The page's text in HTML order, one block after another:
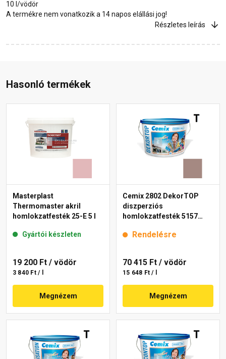
10 l/vödör
A termékre nem vonatkozik a 14 napos elállási jog!
Részletes leírás
Hasonló termékek
Masterplast
Thermomaster akril
homlokzatfesték 25-E 5 l
Gyártói készleten
19 200 Ft / vödör
3 840 Ft / l
Megnézem
Cemix 2802 DekorTOP
diszperziós
homlokzatfesték 5157
Rendelésre
70 415 Ft / vödör
15 648 Ft / l
Megnézem